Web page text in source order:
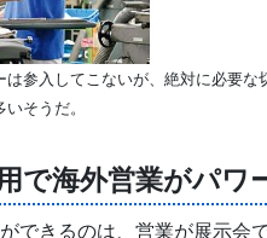
は参入してこないが、絶対に必要
そうだ。
で海外営業がパワ
できるのは、営業が展示会